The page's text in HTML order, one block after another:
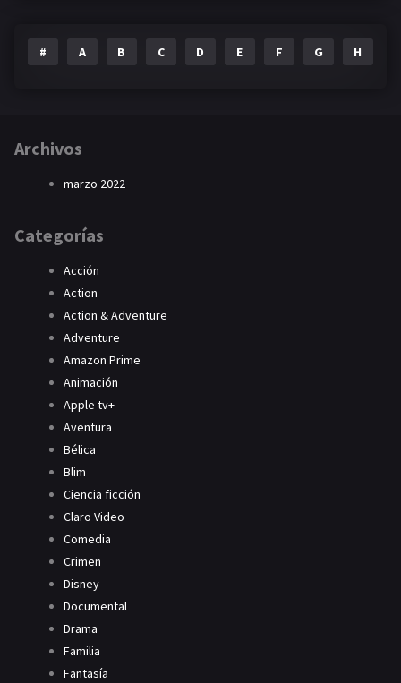
# A B C D E F G H
Archivos
marzo 2022
Categorías
Acción
Action
Action & Adventure
Adventure
Amazon Prime
Animación
Apple tv+
Aventura
Bélica
Blim
Ciencia ficción
Claro Video
Comedia
Crimen
Disney
Documental
Drama
Familia
Fantasía